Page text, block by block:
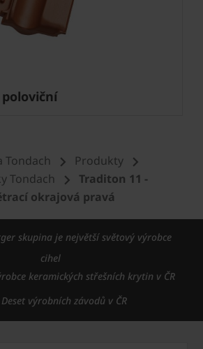
Tondach
Produkty
Tondach
Traditon 11 -
okrajová pravá
skupina je největší světový výrobce
cihel
keramických střešních krytin v ČR
Deset výrobních závodů v ČR